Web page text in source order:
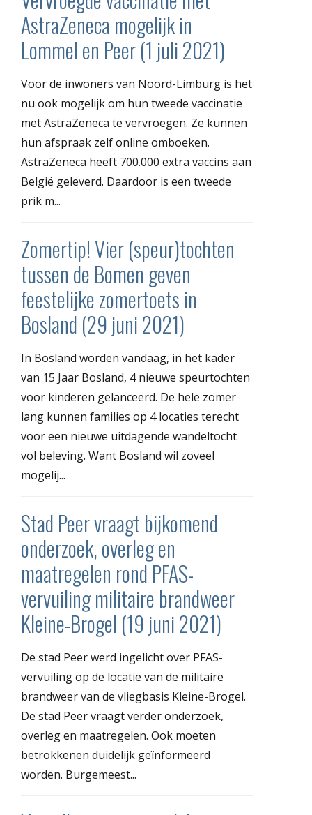
AstraZeneca mogelijk in
Lommel en Peer (1 juli 2021)
Voor de inwoners van Noord-Limburg is het
nu ook mogelijk om hun tweede vaccinatie
met AstraZeneca te vervroegen. Ze kunnen
hun afspraak zelf online omboeken.
AstraZeneca heeft 700.000 extra vaccins aan
België geleverd. Daardoor is een tweede
prik m...
Zomertip! Vier (speur)tochten
tussen de Bomen geven
feestelijke zomertoets in
Bosland (29 juni 2021)
In Bosland worden vandaag, in het kader
van 15 Jaar Bosland, 4 nieuwe speurtochten
voor kinderen gelanceerd. De hele zomer
lang kunnen families op 4 locaties terecht
voor een nieuwe uitdagende wandeltocht
vol beleving. Want Bosland wil zoveel
mogelij...
Stad Peer vraagt bijkomend
onderzoek, overleg en
maatregelen rond PFAS-
vervuiling militaire brandweer
Kleine-Brogel (19 juni 2021)
De stad Peer werd ingelicht over PFAS-
vervuiling op de locatie van de militaire
brandweer van de vliegbasis Kleine-Brogel.
De stad Peer vraagt verder onderzoek,
overleg en maatregelen. Ook moeten
betrokkenen duidelijk geïnformeerd
worden. Burgemeest...